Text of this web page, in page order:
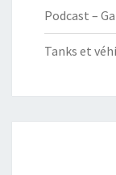
Podcast –
Tanks et